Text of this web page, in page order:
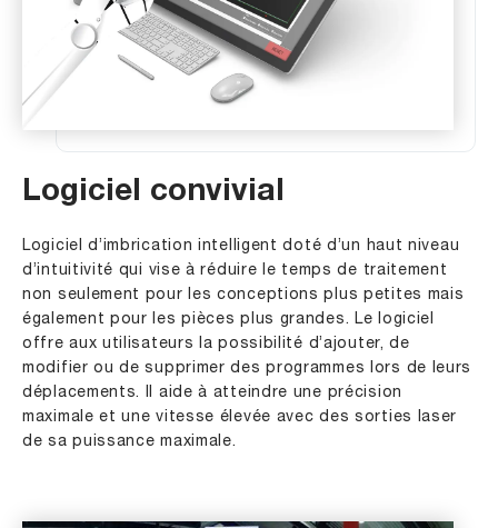
Logiciel convivial
Logiciel d’imbrication intelligent doté d’un haut niveau
d’intuitivité qui vise à réduire le temps de traitement
non seulement pour les conceptions plus petites mais
également pour les pièces plus grandes. Le logiciel
offre aux utilisateurs la possibilité d’ajouter, de
modifier ou de supprimer des programmes lors de leurs
déplacements. Il aide à atteindre une précision
maximale et une vitesse élevée avec des sorties laser
de sa puissance maximale.